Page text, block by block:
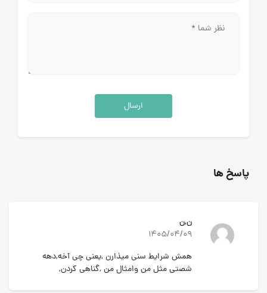
ارسال
پاسخ ها
ن,ن
1405/04/09
همش شرایط سنی میذارن ,یعنی چی آخه,دهه
شصتی مثل من وامثال من ,گناهی کردن,